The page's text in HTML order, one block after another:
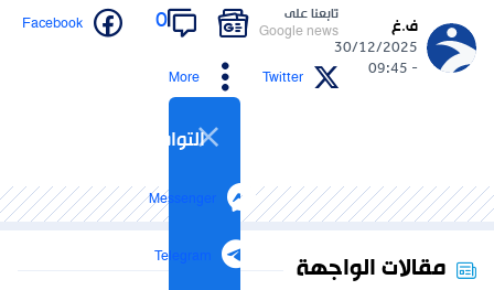
ف.غ
30/12/2025
- 09:45
تابعنا على
Google news
0
Facebook
Twitter
More
التواصل الاجتماعي
Messenger
Telegram مقالات الواجهة